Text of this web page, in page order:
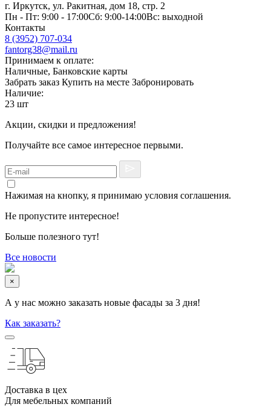
г. Иркутск, ул. Ракитная, дом 18, стр. 2
Пн - Пт: 9:00 - 17:00Сб: 9:00-14:00Вс: выходной
Контакты
8 (3952) 707-034
fantorg38@mail.ru
Принимаем к оплате:
Наличные, Банковские карты
Забрать заказ Купить на месте Забронировать
Наличие:
23 шт
Акции, скидки и предложения!
Получайте все самое интересное первыми.
Нажимая на кнопку, я принимаю условия соглашения.
Не пропустите интересное!
Больше полезного тут!
Все новости
×
А у нас можно заказать новые фасады за 3 дня!
Как заказать?
Доставка в цех
Для мебельных компаний